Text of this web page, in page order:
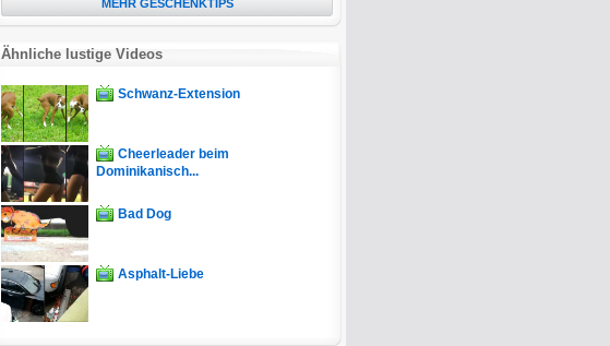
MEHR GESCHENKTIPS
Ähnliche lustige Videos
Schwanz-Extension
Cheerleader beim
Dominikanisch...
Bad Dog
Asphalt-Liebe